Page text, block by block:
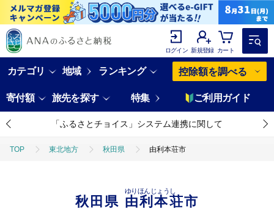
ログイン 新規登録 カート
カテゴリ 地域 ランキング 控除額を調べる
寄付額 旅先を探す 特集 ご利用ガイド
「ふるさとチョイス」システム連携に関して
TOP 東北地方 秋田県 由利本荘市
秋田県 由利本荘市
ゆりほんじょうし